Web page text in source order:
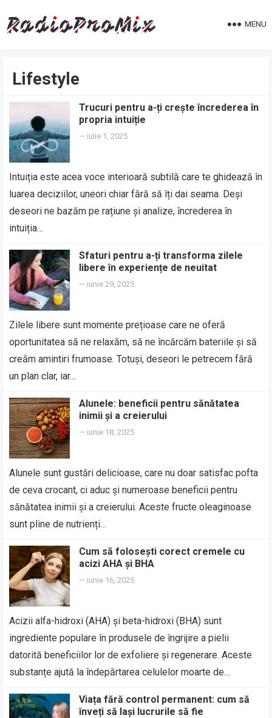
MENU
Lifestyle
Trucuri pentru a-ți crește încrederea în
propria intuiție
— iulie 1, 2025
Intuiția este acea voce interioară subtilă care te ghidează în
luarea deciziilor, uneori chiar fără să îți dai seama. Deși
deseori ne bazăm pe rațiune și analize, încrederea în
intuiția…
Sfaturi pentru a-ți transforma zilele
libere în experiențe de neuitat
— iunie 29, 2025
Zilele libere sunt momente prețioase care ne oferă
oportunitatea să ne relaxăm, să ne încărcăm bateriile și să
creăm amintiri frumoase. Totuși, deseori le petrecem fără
un plan clar, iar…
Alunele: beneficii pentru sănătatea
inimii și a creierului
— iunie 18, 2025
Alunele sunt gustări delicioase, care nu doar satisfac pofta
de ceva crocant, ci aduc și numeroase beneficii pentru
sănătatea inimii și a creierului. Aceste fructe oleaginoase
sunt pline de nutrienți…
Cum să folosești corect cremele cu
acizi AHA și BHA
— iunie 16, 2025
Acizii alfa-hidroxi (AHA) și beta-hidroxi (BHA) sunt
ingrediente populare în produsele de îngrijire a pielii
datorită beneficiilor lor de exfoliere și regenerare. Aceste
substanțe ajută la îndepărtarea celulelor moarte de…
Viața fără control permanent: cum să
înveți să lași lucrurile să fie